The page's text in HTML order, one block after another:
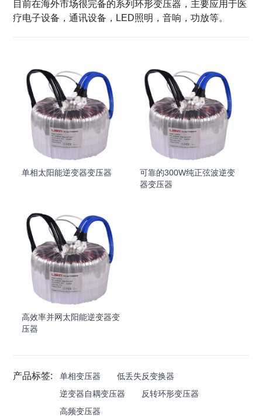
目前在海外市场很完备的系列环形变压器，主要应用于医
疗电子设备，通讯设备，LED照明，音响，功放等。
单相太阳能逆变器变压器
可靠的300W纯正弦波逆变
器变压器
高效率并网太阳能逆变器变
压器
产品标签: 单相变压器
低丢失反变换器
逆变器自耦变压器
反转环形变压器
高频变压器